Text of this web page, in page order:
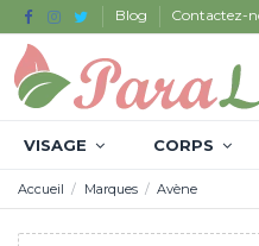
Blog Contactez-
VISAGE CORPS
Accueil Marques Avène